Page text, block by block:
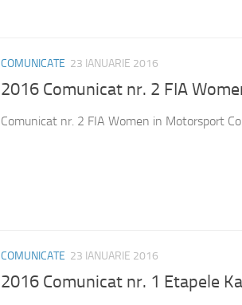
COMUNICATE 23 IANUARIE 2016
2016 Comunicat nr. 2 FIA
Comunicat nr. 2 FIA Women in Motorsport
COMUNICATE 23 IANUARIE 2016
2016 Comunicat nr. 1 Etapele